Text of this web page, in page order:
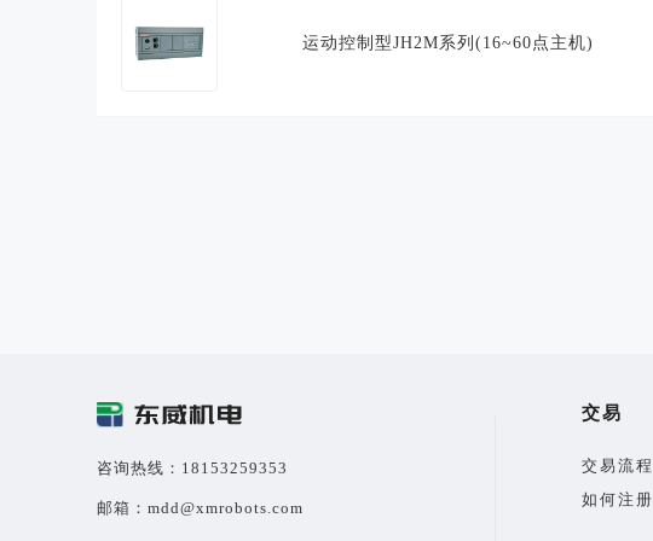
运动控制型JH2M系列(16~60点主机)
咨询热线：18153259353
邮箱：mdd@xmrobots.com
交易
交易流程
如何注册